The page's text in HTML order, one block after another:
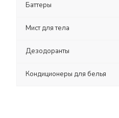
Баттеры
Мист для тела
Дезодоранты
Кондиционеры для белья